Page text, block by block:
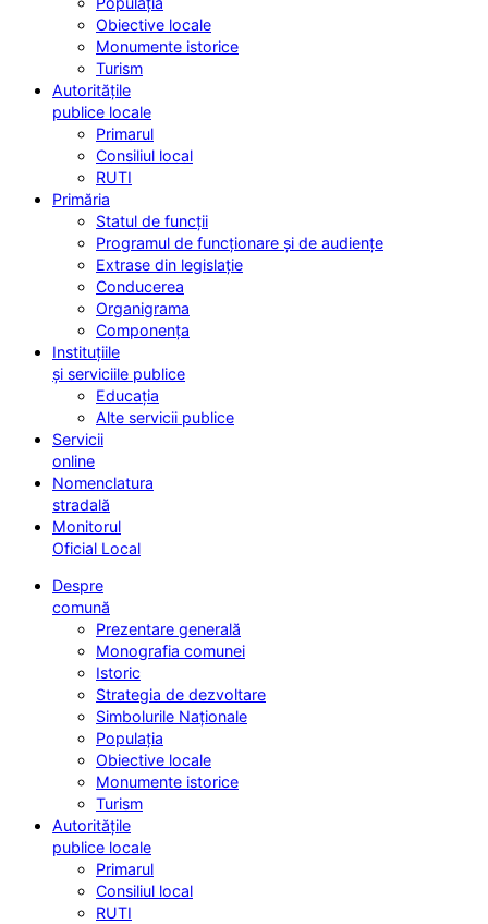
Obiective locale
Monumente istorice
Turism
Autoritățile
publice locale
Primarul
Consiliul local
RUTI
Primăria
Statul de funcții
Programul de funcționare și de audiențe
Extrase din legislație
Conducerea
Organigrama
Componența
Instituțiile
și serviciile publice
Educația
Alte servicii publice
Servicii
online
Nomenclatura
stradală
Monitorul
Oficial Local
Despre
comună
Prezentare generală
Monografia comunei
Istoric
Strategia de dezvoltare
Simbolurile Naționale
Populația
Obiective locale
Monumente istorice
Turism
Autoritățile
publice locale
Primarul
Consiliul local
RUTI